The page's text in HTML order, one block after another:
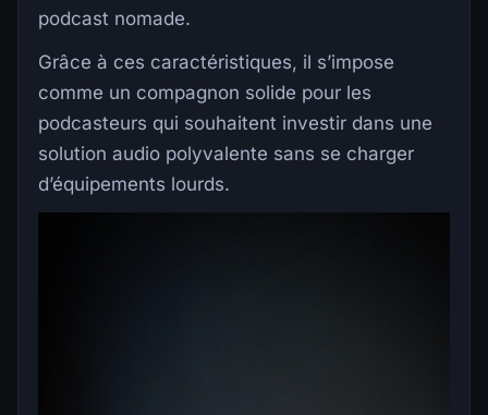
podcast nomade.
Grâce à ces caractéristiques, il s’impose
comme un compagnon solide pour les
podcasteurs qui souhaitent investir dans une
solution audio polyvalente sans se charger
d’équipements lourds.